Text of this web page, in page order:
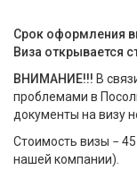
Срок оформления
Виза открывается
ВНИМАНИЕ!!! В
проблемами в
документы на визу
Стоимость визы −
нашей компании).